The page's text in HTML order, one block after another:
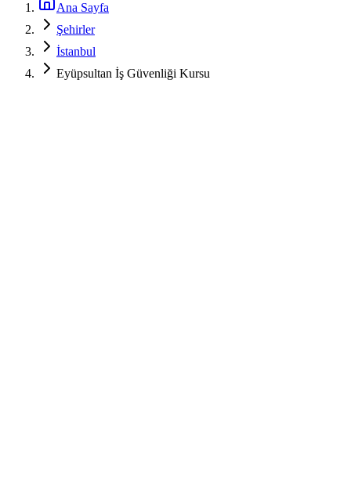
Ana Sayfa
Şehirler
İstanbul
Eyüpsultan İş Güvenliği Kursu